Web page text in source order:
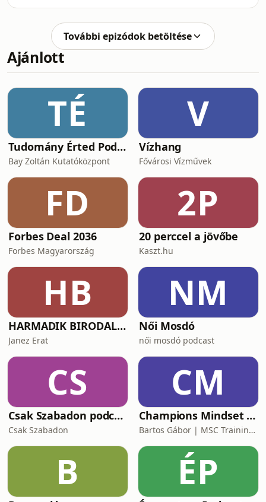
halottnakacoach.hut
kereteit, és megnézzük, hogyan írja át
a mesterséges intelligencia a
gazdasági túlélés szabályait.a
technológia fejlődése nemcsak az
értékünket is újrapozicionálja. elavult
az óradíj? a juniorokat tényleg kiváltja
a gép? mi marad a k
További epizódok betöltése
Ajánlott
TÉ
Tudomány Érted Podcast
Bay Zoltán Kutatóközpont
V
Vízhang
Fővárosi Vízművek
FD
Forbes Deal 2036
Forbes Magyarország
2P
20 perccel a jövőbe
Kaszt.hu
HB
HARMADIK BIRODALOM – a nemzetiszocializmus története
Janez Erat
NM
Női Mosdó
női mosdó podcast
CS
Csak Szabadon podcast
Csak Szabadon
CM
Champions Mindset Podcast
Bartos Gábor | MSC Training Group
B ÉP